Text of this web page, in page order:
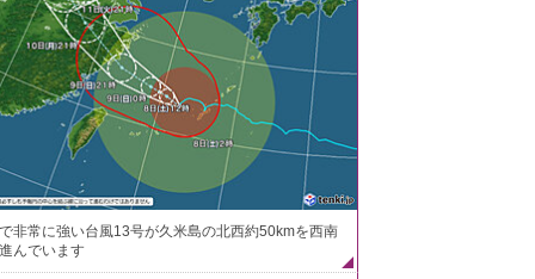
非常に強い台風13号が久米島の北西約50kmを西南
んでいます